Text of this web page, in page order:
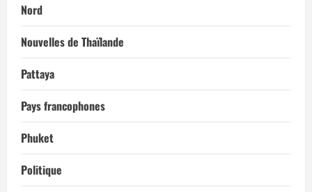
Nord
Nouvelles de Thaïlande
Pattaya
Pays francophones
Phuket
Politique